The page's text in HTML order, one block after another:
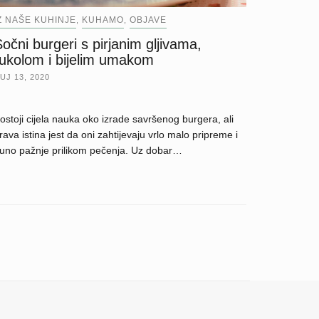
NAŠE KUHINJE KUHAMO OBJAVE
burgeri s pirjanim gljivama,
i bijelim umakom
13, 2020
cijela nauka oko izrade savršenog burgera, ali
istina jest da oni zahtijevaju vrlo malo pripreme i
pažnje prilikom pečenja. Uz dobar…